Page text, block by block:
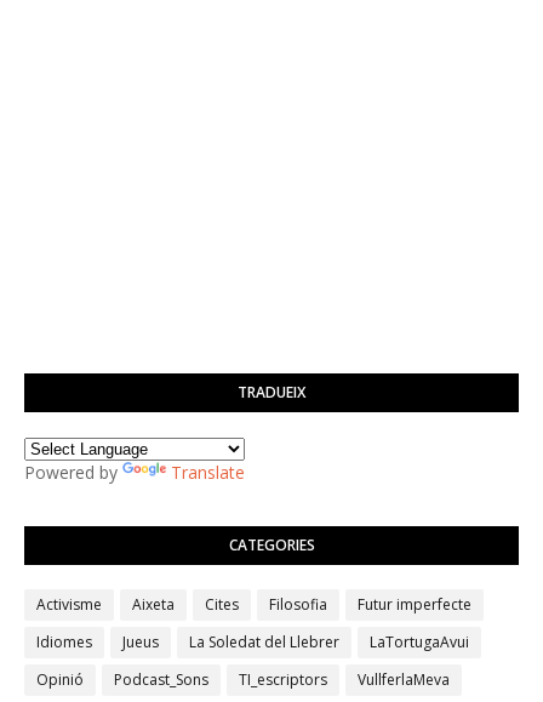
TRADUEIX
Powered by Translate
CATEGORIES
Activisme Aixeta Cites Filosofia
Futur imperfecte
Idiomes
Jueus La Soledat del Llebrer
LaTortugaAvui
Opinió
Podcast_Sons TI_escriptors VullferlaMeva